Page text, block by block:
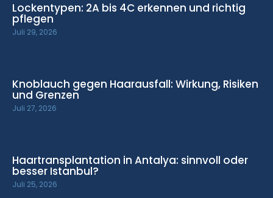
Lockentypen: 2A bis 4C erkennen und richtig
pflegen
Juli 29, 2026
Knoblauch gegen Haarausfall: Wirkung, Risiken
und Grenzen
Juli 27, 2026
Haartransplantation in Antalya: sinnvoll oder
besser Istanbul?
Juli 25, 2026